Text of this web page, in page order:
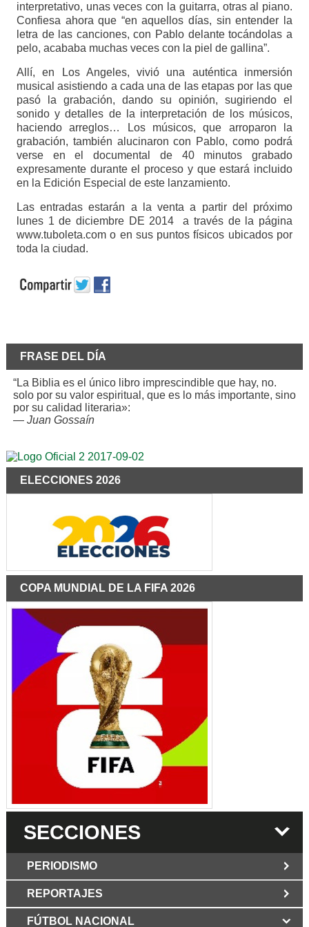
interpretativo, unas veces con la guitarra, otras al piano.
Confiesa ahora que “en aquellos días, sin entender la
letra de las canciones, con Pablo delante tocándolas a
pelo, acababa muchas veces con la piel de gallina”.
Allí, en Los Angeles, vivió una auténtica inmersión
musical asistiendo a cada una de las etapas por las que
pasó la grabación, dando su opinión, sugiriendo el
sonido y detalles de la interpretación de los músicos,
haciendo arreglos… Los músicos, que arroparon la
grabación, también alucinaron con Pablo, como podrá
verse en el documental de 40 minutos grabado
expresamente durante el proceso y que estará incluido
en la Edición Especial de este lanzamiento.
Las entradas estarán a la venta a partir del próximo
lunes 1 de diciembre DE 2014 a través de la página
www.tuboleta.com o en sus puntos físicos ubicados por
toda la ciudad.
FRASE DEL DÍA
“La Biblia es el único libro imprescindible que hay, no.
solo por su valor espiritual, que es lo más importante, sino
por su calidad literaria»:
— Juan Gossaín
ELECCIONES 2026
COPA MUNDIAL DE LA FIFA 2026
SECCIONES
PERIODISMO
Los Periodist@s
El silencio del poder. Hay otro mártir de la
REPORTAJES
FÚTBOL NACIONAL